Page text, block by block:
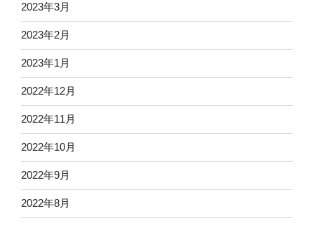
2023年3月
2023年2月
2023年1月
2022年12月
2022年11月
2022年10月
2022年9月
2022年8月